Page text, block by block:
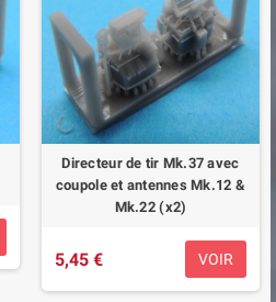
Directeur de tir Mk.37 avec
coupole et antennes Mk.12 &
Mk.22 (x2)
5,45 € VOIR